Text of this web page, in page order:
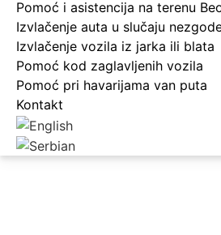
Pomoć i asistencija na terenu
Izvlačenje auta u slučaju
Izvlačenje vozila iz jarka ili blata
Pomoć kod zaglavljenih vozila
Pomoć pri havarijama van puta
Kontakt